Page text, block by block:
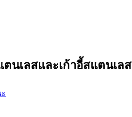
นเลสและเก้าอี้สแตนเลส